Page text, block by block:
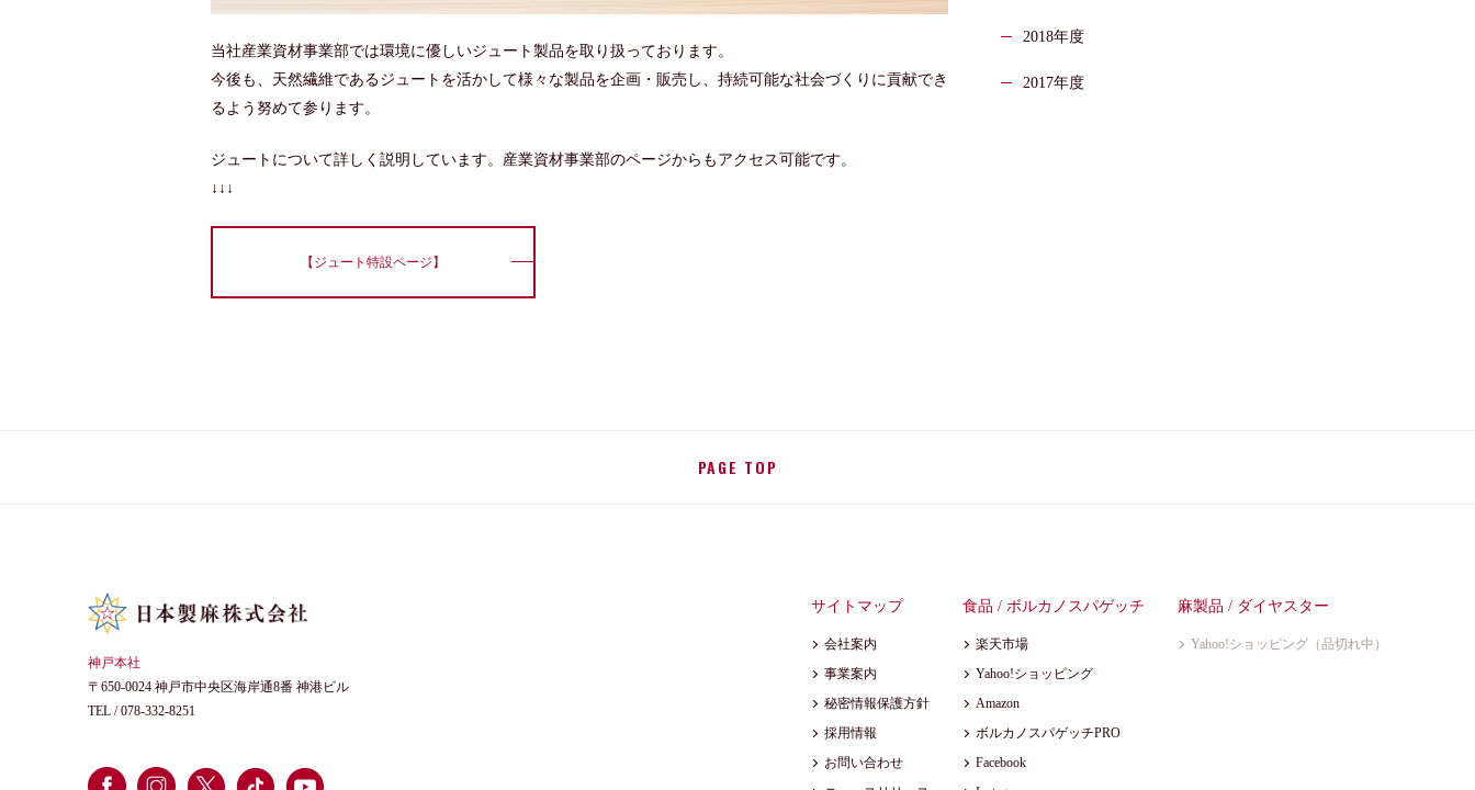
当社産業資材事業部では環境に優しいジュート製品を取り扱っております。
今後も、天然繊維であるジュートを活かして様々な製品を企画・販売し、持続可能な社会づくりに貢献でき
るよう努めて参ります。
ジュートについて詳しく説明しています。産業資材事業部のページからもアクセス可能です。
↓↓↓
【ジュート特設ページ】
2018年度
2017年度
PAGE TOP
神戸本社
〒650-0024 神戸市中央区海岸通8番 神港ビル
TEL /078-332-8251
サイトマップ
会社案内
事業案内
秘密情報保護方針
採用情報
お問い合わせ
食品 / ボルカノスパゲッチ
楽天市場
Yahoo!ショッピング
Amazon
ボルカノスパゲッチPRO
Facebook
麻製品 / ダイヤスター
Yahoo!ショッピング（品切れ中）